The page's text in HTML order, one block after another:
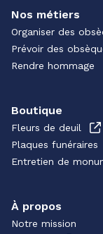
Nos métiers
Organiser des
Prévoir des
Rendre hommage
Boutique
Fleurs de deuil
Plaques funéraires
Entretien de
À propos
Notre mission